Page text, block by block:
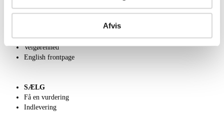
Afvis
Kontakt os
Velgørenhed
English frontpage
SÆLG
Få en vurdering
Indlevering